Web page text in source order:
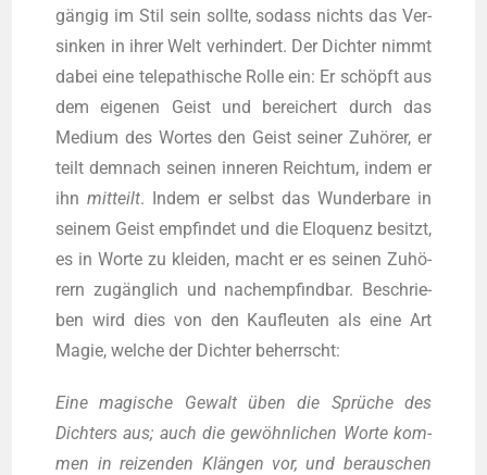
gän­gig im Stil sein soll­te, sodass nichts das Ver­
sin­ken in ihrer Welt ver­hin­dert. Der Dich­ter nimmt
dabei eine tele­pa­thi­sche Rol­le ein: Er schöpft aus
dem eige­nen Geist und berei­chert durch das
Medi­um des Wor­tes den Geist sei­ner Zuhö­rer, er
teilt dem­nach sei­nen inne­ren Reich­tum, indem er
ihnmit­teilt. Indem er selbst das Wun­der­ba­re in
sei­nem Geist emp­fin­det und die Elo­quenz besitzt,
es in Wor­te zu klei­den, macht er es sei­nen Zuhö­
rern zugäng­lich und nach­emp­find­bar. Beschrie­
ben wird dies von den Kauf­leu­ten als eine Art
Magie, wel­che der Dich­ter beherrscht:
Eine magi­sche Gewalt üben die Sprü­che des
Dich­ters aus; auch die gewöhn­li­chen Wor­te kom­
men in rei­zen­den Klän­gen vor, und berau­schen